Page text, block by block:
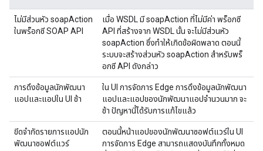
ไม่มีส่วนหัว soapAction
ในพร็อกซี SOAP API
เมื่อ WSDL มี soapAction ที่ไม่มีค่า พร็อกซี
API ที่สร้างจาก WSDL นั้น จะไม่มีส่วนหัว
soapAction ซึ่งทำให้เกิดข้อผิดพลาด ตอนนี้
ระบบจะสร้างส่วนหัว soapAction สำหรับพร็
อกซี API ดังกล่าว
การดึงข้อมูลนักพัฒนา
แอปและแอปใน UI ช้า
ใน UI การจัดการ Edge การดึงข้อมูลนักพัฒนา
แอปและแอปของนักพัฒนาแอปจำนวนมาก จะ
ช้า ปัญหานี้ได้รับการแก้ไขแล้ว
ขีดจำกัดรายการแอปนัก
พัฒนาซอฟต์แวร์
ตอนนี้หน้าแอปของนักพัฒนาซอฟต์แวร์ใน UI
การจัดการ Edge สามารถแสดงบันทึกทั้งหมด